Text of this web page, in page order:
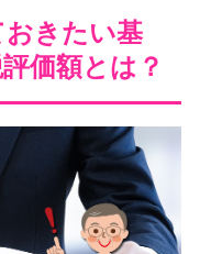
きたい基
価額とは？